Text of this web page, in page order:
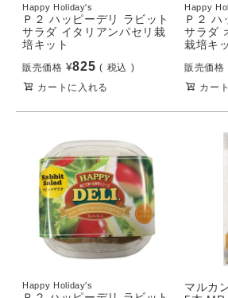
Happy Holiday's
Ｐ２ ハッピーデリ ラビット
サラダ イタリアンパセリ栽
培キット
販売価格 ¥825
税込
カートに入れる
Happy
Ｐ２ ハ
サラダ
栽培キ
販売価格
カー
Happy Holiday's
マルカ